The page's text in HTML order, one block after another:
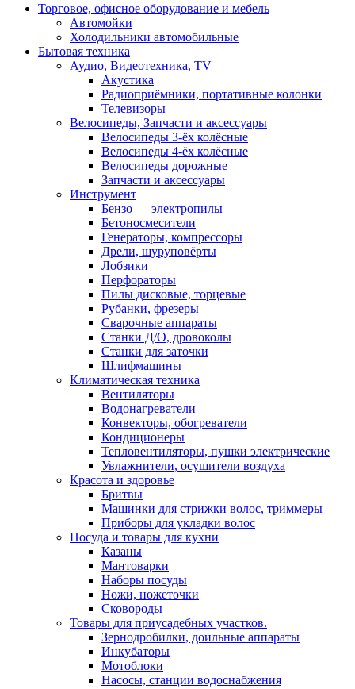
Торговое, офисное оборудование и мебель
Автомойки
Холодильники автомобильные
Бытовая техника
Аудио, Видеотехника, TV
Акустика
Радиоприёмники, портативные колонки
Телевизоры
Велосипеды, Запчасти и аксессуары
Велосипеды 3-ёх колёсные
Велосипеды 4-ёх колёсные
Велосипеды дорожные
Запчасти и аксессуары
Инструмент
Бензо — электропилы
Бетоносмесители
Генераторы, компрессоры
Дрели, шуруповёрты
Лобзики
Перфораторы
Пилы дисковые, торцевые
Рубанки, фрезеры
Сварочные аппараты
Станки Д/О, дровоколы
Станки для заточки
Шлифмашины
Климатическая техника
Вентиляторы
Водонагреватели
Конвекторы, обогреватели
Кондиционеры
Тепловентиляторы, пушки электрические
Увлажнители, осушители воздуха
Красота и здоровье
Бритвы
Машинки для стрижки волос, триммеры
Приборы для укладки волос
Посуда и товары для кухни
Казаны
Мантоварки
Наборы посуды
Ножи, ножеточки
Сковороды
Товары для приусадебных участков.
Зернодробилки, доильные аппараты
Инкубаторы
Мотоблоки
Насосы, станции водоснабжения